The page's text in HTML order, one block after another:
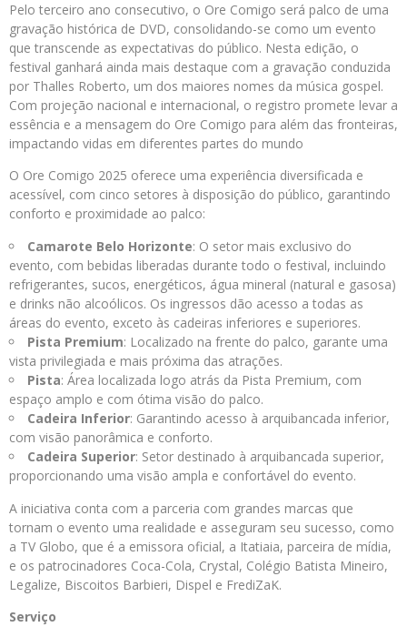
Pelo terceiro ano consecutivo, o Ore Comigo será palco de uma
gravação histórica de DVD, consolidando-se como um evento
que transcende as expectativas do público. Nesta edição, o
festival ganhará ainda mais destaque com a gravação conduzida
por Thalles Roberto, um dos maiores nomes da música gospel.
Com projeção nacional e internacional, o registro promete levar a
essência e a mensagem do Ore Comigo para além das fronteiras,
impactando vidas em diferentes partes do mundo
O Ore Comigo 2025 oferece uma experiência diversificada e
acessível, com cinco setores à disposição do público, garantindo
conforto e proximidade ao palco:
Camarote Belo Horizonte: O setor mais exclusivo do
evento, com bebidas liberadas durante todo o festival, incluindo
refrigerantes, sucos, energéticos, água mineral (natural e gasosa)
e drinks não alcoólicos. Os ingressos dão acesso a todas as
áreas do evento, exceto às cadeiras inferiores e superiores.
Pista Premium: Localizado na frente do palco, garante uma
vista privilegiada e mais próxima das atrações.
Pista: Área localizada logo atrás da Pista Premium, com
espaço amplo e com ótima visão do palco.
Cadeira Inferior: Garantindo acesso à arquibancada inferior,
com visão panorâmica e conforto.
Cadeira Superior: Setor destinado à arquibancada superior,
proporcionando uma visão ampla e confortável do evento.
A iniciativa conta com a parceria com grandes marcas que
tornam o evento uma realidade e asseguram seu sucesso, como
a TV Globo, que é a emissora oficial, a Itatiaia, parceira de mídia,
e os patrocinadores Coca-Cola, Crystal, Colégio Batista Mineiro,
Legalize, Biscoitos Barbieri, Dispel e FrediZaK.
Serviço